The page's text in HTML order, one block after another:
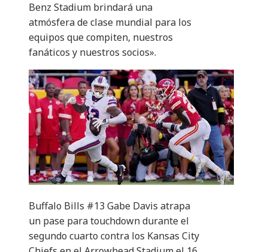
Benz Stadium brindará una
atmósfera de clase mundial para los
equipos que compiten, nuestros
fanáticos y nuestros socios».
Buffalo Bills #13 Gabe Davis atrapa
un pase para touchdown durante el
segundo cuarto contra los Kansas City